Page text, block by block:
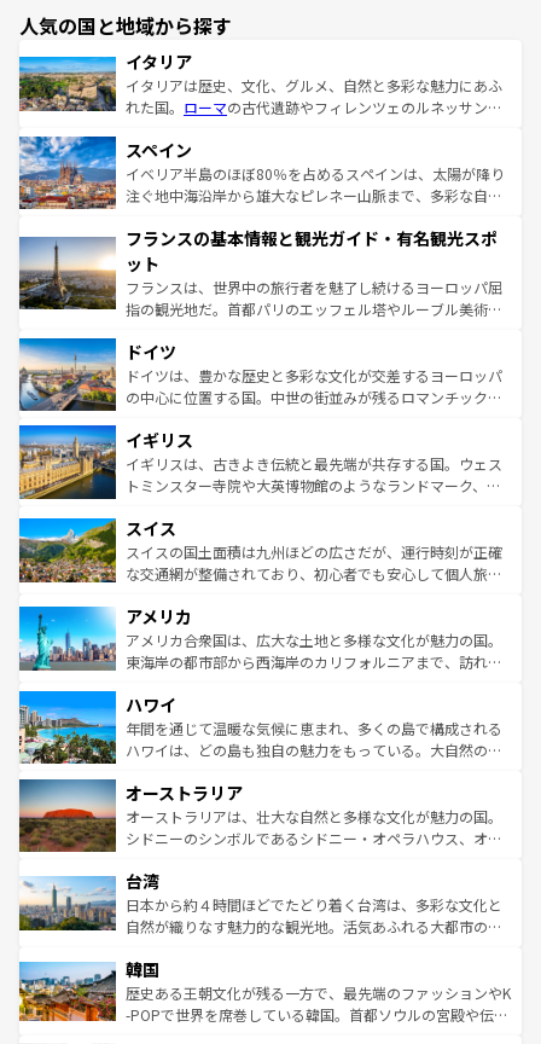
人気の国と地域から探す
イタリア
イタリアは歴史、文化、グルメ、自然と多彩な魅力にあふ
れた国。 ローマの古代遺跡やフィレンツェのルネッサンス
ろん、トスカーナの美しい田園風景やアマルフィ海岸の絶
景など、自然景観も見逃せない。観光の合間には、本場の
ピザやパスタなど、絶品のイタリア料理を堪能することも
ませてくれるイタリアで、忘れられない旅をしてみよう！
なお、新着のイタリア情報は
しい。
スペイン
イベリア半島のほぼ80％を占めるスペインは、太陽が降り
注ぐ地中海沿岸から雄大なピレネー山脈まで、多彩な自然
文化が根付くこの国では、情熱的なフラメンコ、熱気あふ
れる闘牛、そして美味しいタパスが生活の一部となってい
る。首都マドリードの洗練された雰囲気や、バルセロナの
アートに溢れた街角から、地方では古代ローマ遺跡や中世
せる。地方によって風土や気候が異なるスペインはその個
性で訪れる人を魅了する。 なお、新着のスペイン情報は コ
ンテンツ一覧を参照してほしい。
フランスの基本情報と観光ガイド・有名観光スポ
ット
フランスは、世界中の旅行者を魅了し続けるヨーロッパ屈
指の観光地だ。首都パリのエッフェル塔やルーブル美術館
で、幅広い魅力が詰まっている。華麗な宮殿、歴史的な大
聖堂、美しいビーチ、そして豊かな自然が、訪れる者を心
から魅了する。また、フランスは美食の国としても知ら
いる。シャンパンの発祥地であるランス、プロヴァンスの
香り高いラベンダー畑など、多彩な楽しみ方が可能だ。さ
らに、パリ以外の地域にも魅力が溢れており、どの街角に
れる地方に足を運ぶとそれぞれで全く異なる文化を体験で
きるだろう。 なお、新着のフランス情報はコンテンツ一覧
を参照してほしい。
ドイツ
ドイツは、豊かな歴史と多彩な文化が交差するヨーロッパ
の中心に位置する国。中世の街並みが残るロマンチック街
顔を持つこの国は、どこを歩いても飽きることがない。ベ
ルリンの文化的活気、バイエルン州のアルプスの絶景、そ
してライン川沿いのワイン畑といった風景は必見。ビール
は、お酒好きな人にはぜひ体験してほしい。 なお、新着の
ドイツ情報はコンテンツ一覧を参照してほしい。
イギリス
イギリスは、古きよき伝統と最先端が共存する国。ウェス
トミンスター寺院や大英博物館のようなランドマーク、歴
リアごとに異なる魅力がある。また、優雅なアフタヌーン
ティー、ビール好きにはたまらない英国パブ、サッカー観
戦など、本場だからこそできる体験も豊富。イギリスを旅
ンツ一覧を参照してほしい。
スイス
スイスの国土面積は九州ほどの広さだが、運行時刻が正確
な交通網が整備されており、初心者でも安心して個人旅行
の建物がそのまま残る町や、スイスならではのユニークな
博物館もあり、アルプス観光だけでなく町歩きも満喫する
ことができる。国民の所得が高いため物価も高いが、旅行
ば市内交通費無料で観光を楽しむこともできる。 なお、新
着のスイス情報はコンテンツ一覧 を参照してほしい。
アメリカ
アメリカ合衆国は、広大な土地と多様な文化が魅力の国。
東海岸の都市部から西海岸のカリフォルニアまで、訪れる
のような巨大都市は、観光、ショッピング、エンターテイ
ンメントが詰まった刺激的なスポットだ。一方、アメリカ
西部には大自然が広がり、グランドキャニオンやイエロー
部のニューオーリンズでは、音楽と美食が融合した独特の
文化が魅力。旅行者はアメリカの各地域で異なる魅力を楽
しみながら、その多様性と豊かな歴史を感じることができ
ならではの贅沢な旅のスタイルだ。 なお、新着のアメリカ
情報はコンテンツ一覧を参照してほしい。
ハワイ
年間を通じて温暖な気候に恵まれ、多くの島で構成される
ハワイは、どの島も独自の魅力をもっている。大自然の神
ワイ島は見逃せない。また、定番の観光地といえばオアフ
島だが、静かな自然を求めるならマウイ島やカウアイ島が
おすすめ。エメラルドグリーンに輝く海をはじめ、豊かな
れるおもてなしの心で訪れる人々を迎えてくれるハワイの
人々、おいしいローカルフードやハワイアンミュージッ
ク、伝統的なフラダンスなど、すべてがハワイの魅力を彩
ワイを、存分に味わってほしい。 なお、新着のハワイ情報
はコンテンツ一覧を参照してほしい。
オーストラリア
オーストラリアは、壮大な自然と多様な文化が魅力の国。
シドニーのシンボルであるシドニー・オペラハウス、オー
リアリーフや大陸中央部にそびえるウルル（エアーズロッ
ク）、タスマニアの美しい原生林やケアンズの熱帯雨林な
ど、見どころがたくさん。また、カフェやワイン、オージ
いる。アクティビティも充実しており、サーフィンやダイ
ビング、ハイキングなど、アウトドア好きにはたまらな
い。オーストラリアの多彩な魅力を存分に味わいつくそ
台湾
日本から約４時間ほどでたどり着く台湾は、多彩な文化と
自然が織りなす魅力的な観光地。活気あふれる大都市の台
ン）、静ひつな山岳地帯である台湾東部など、都市の喧騒
と山間の静けさが共存しており、訪れる人に新しい発見と
驚きをもたらしてくれる。また、奥深い台湾の食文化も魅
韓国
歴史ある王朝文化が残る一方で、最先端のファッションやK
-POPで世界を席巻している韓国。首都ソウルの宮殿や伝統